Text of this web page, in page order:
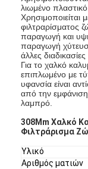
λιωμένο πλαστικό.
φιλτραρίσματος
παραγωγή και
παραγωγή
άλλες
Για το χαλκό
επιπλωμένο με
υφανσία είναι
από την
λαμπρό.
308Mm Χαλκό
Φιλτράρισμα
Υλικό
Αριθμός ματιών